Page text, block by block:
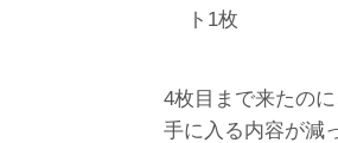
ト1枚
4枚目まで来たの
手に入る内容が減